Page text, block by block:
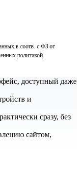
в соотв. с ФЗ от
политикой
доступный даже
и
сразу, без
сайтом,